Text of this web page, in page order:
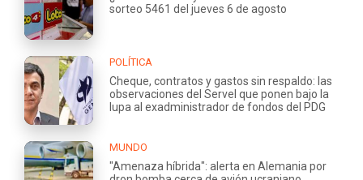
sorteo 5461 del jueves 6 de agosto
POLÍTICA
Cheque, contratos y gastos sin respaldo: las
observaciones del Servel que ponen bajo la
lupa al exadministrador de fondos del PDG
MUNDO
"Amenaza híbrida": alerta en Alemania por